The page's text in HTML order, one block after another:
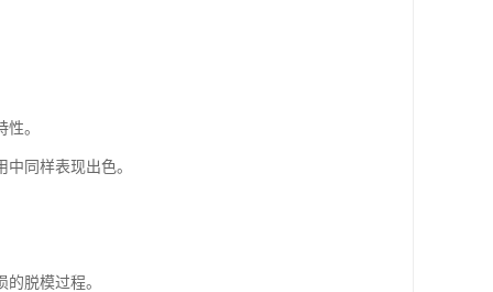
。
同样表现出色。
脱模过程。